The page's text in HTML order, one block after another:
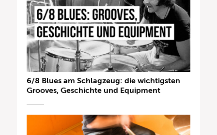
6/8 Blues am Schlagzeug: die wichtigsten
Grooves, Geschichte und Equipment